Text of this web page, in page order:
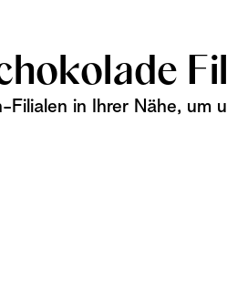
Filialen in Ihrer Nähe, um